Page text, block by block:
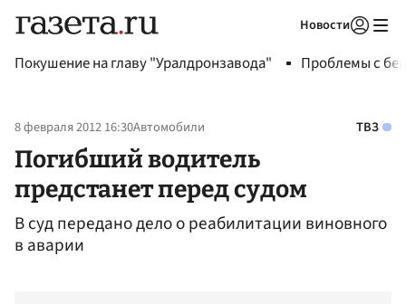
Новости
Покушение на главу "Уралдронзавода" Проблемы с
8 февраля 2012 16:30Автомобили ТВЗ
Погибший водитель
предстанет перед судом
В суд передано дело о реабилитации виновного
в аварии